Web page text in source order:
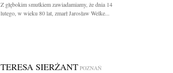
Z głębokim smutkiem zawiadamiamy, że dnia 14
lutego, w wieku 80 lat, zmarł Jarosław Welke...
TERESA SIERŻANT POZNAŃ